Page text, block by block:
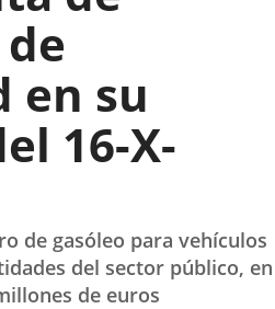
en su
16-X-
de gasóleo para vehículos
del sector público, en
de euros